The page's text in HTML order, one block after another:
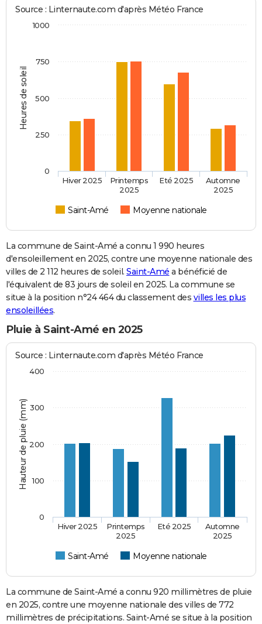
Heures de soleil
Source : Linternaute.com d'après Météo France
Saint-Amé Moyenne nationale
Hiver 2025
Printemps
2025
Eté 2025
Automne
2025
0
250
500
750
1000
La commune de Saint-Amé a connu 1 990 heures
d'ensoleillement en 2025, contre une moyenne nationale des
villes de 2 112 heures de soleil. Saint-Amé a bénéficié de
l'équivalent de 83 jours de soleil en 2025. La commune se
situe à la position n°24 464 du classement des villes les plus
ensoleillées.
Pluie à Saint-Amé en 2025
Hauteur de pluie (mm)
Source : Linternaute.com d'après Météo France
Saint-Amé Moyenne nationale
Hiver 2025
Printemps
2025
Eté 2025
Automne
2025
0
100
200
300
400
La commune de Saint-Amé a connu 920 millimètres de pluie
en 2025, contre une moyenne nationale des villes de 772
millimètres de précipitations. Saint-Amé se situe à la position